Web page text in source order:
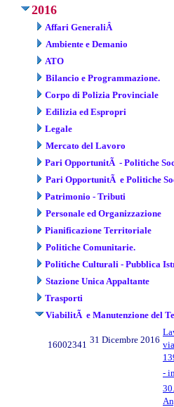
2016
Affari GeneraliÂ
Ambiente e Demanio
ATO
Bilancio e Programmazione.
Corpo di Polizia Provinciale
Edilizia ed Espropri
Legale
Mercato del Lavoro
Pari OpportunitÃ - Politiche
Pari OpportunitÃ e Politiche
Patrimonio - Tributi
Personale ed Organizzazione
Pianificazione Territoriale
Politiche Comunitarie.
Politiche Culturali - Pubblica
Stazione Unica Appaltante
Trasporti
ViabilitÃ e Manutenzione del
16002341 31 Dicembre 2016
-